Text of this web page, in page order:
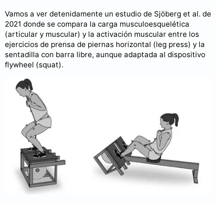
Vamos a ver detenidamente un estudio de Sjöberg et al. de
2021 donde se compara la carga musculoesquelética
(articular y muscular) y la activación muscular entre los
ejercicios de prensa de piernas horizontal (leg press) y la
sentadilla con barra libre, aunque adaptada al dispositivo
flywheel (squat).